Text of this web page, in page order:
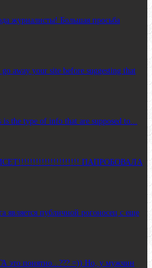
журналисты! Большая просьба
away your site before suggesting that
the type of info that are supposed to...
ПАПРОБОВАЛА
публичной рогоносец с еще
понятно...??? =)) Но, у мужчин